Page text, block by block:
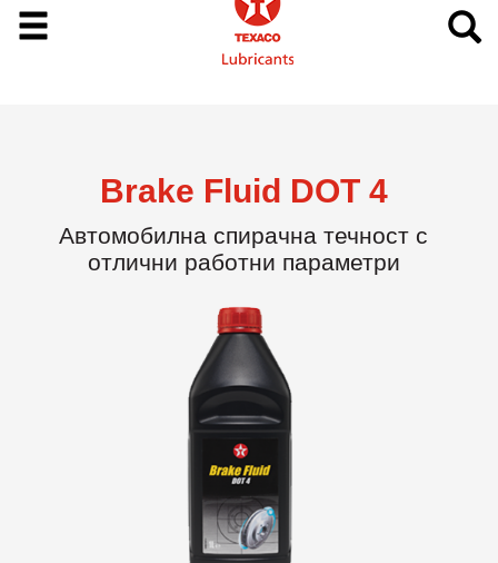
Brake Fluid DOT 4
Автомобилна спирачна течност с
отлични работни параметри